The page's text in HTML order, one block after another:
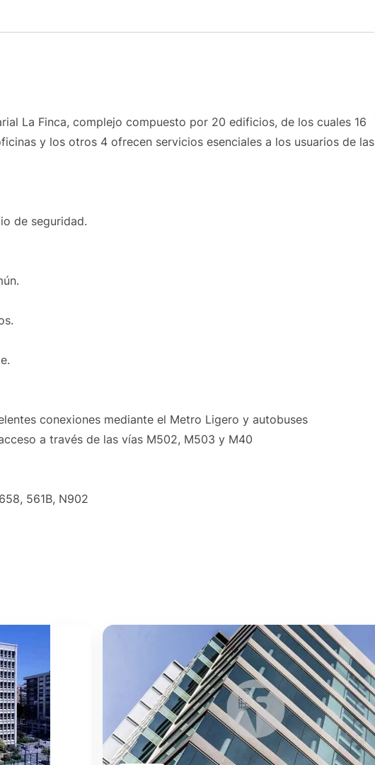
La Finca, complejo compuesto por 20 edificios, de los cuales 16
y los otros 4 ofrecen servicios esenciales a los usuarios de las
de seguridad.
conexiones mediante el Metro Ligero y autobuses
a través de las vías M502, M503 y M40
561B, N902